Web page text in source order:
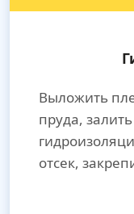
Выложить
пруда,
отсек,